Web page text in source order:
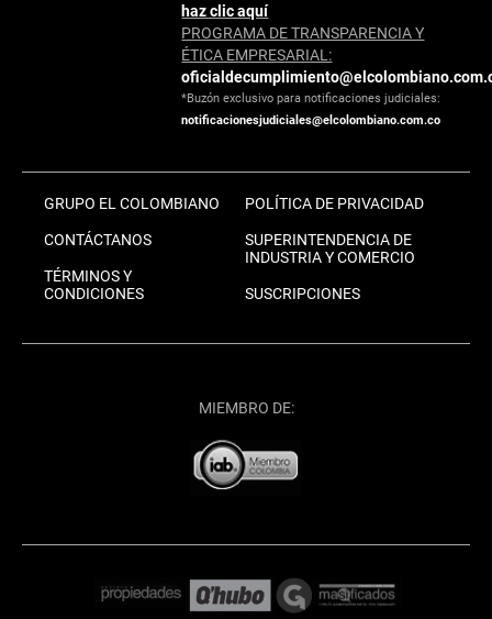
haz clic aquí
PROGRAMA DE TRANSPARENCIA Y
ÉTICA EMPRESARIAL:
*Buzón exclusivo para notificaciones judiciales:
notificacionesjudiciales@elcolombiano.com.co
GRUPO EL COLOMBIANO
CONTÁCTANOS
TÉRMINOS Y
CONDICIONES
POLÍTICA DE PRIVACIDAD
SUPERINTENDENCIA DE
INDUSTRIA Y COMERCIO
SUSCRIPCIONES
MIEMBRO DE: